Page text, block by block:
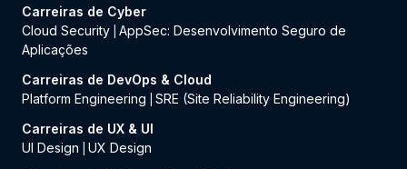
Carreiras de Cyber
Cloud Security AppSec: Desenvolvimento Seguro de
Aplicações
Carreiras de DevOps & Cloud
Platform Engineering
SRE (Site Reliability Engineering)
Carreiras de UX & UI
UI Design
UX Design